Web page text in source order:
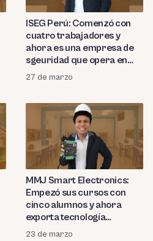
ISEG Perú: Comenzó con
cuatro trabajadores y
ahora es una empresa de
sgeuridad que opera en
cuatro países de Latam
27 de marzo
MMJ Smart Electronics:
Empezó sus cursos con
cinco alumnos y ahora
exporta tecnología
peruana a varios países de
23 de marzo